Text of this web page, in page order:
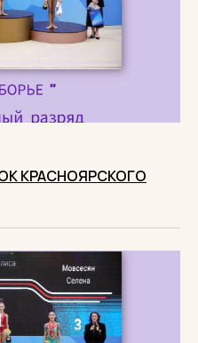
КРАСНОЯРСКОГО